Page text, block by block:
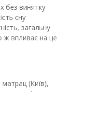
без винятку
сну
загальну
ж впливає на це
(Київ),
магазині